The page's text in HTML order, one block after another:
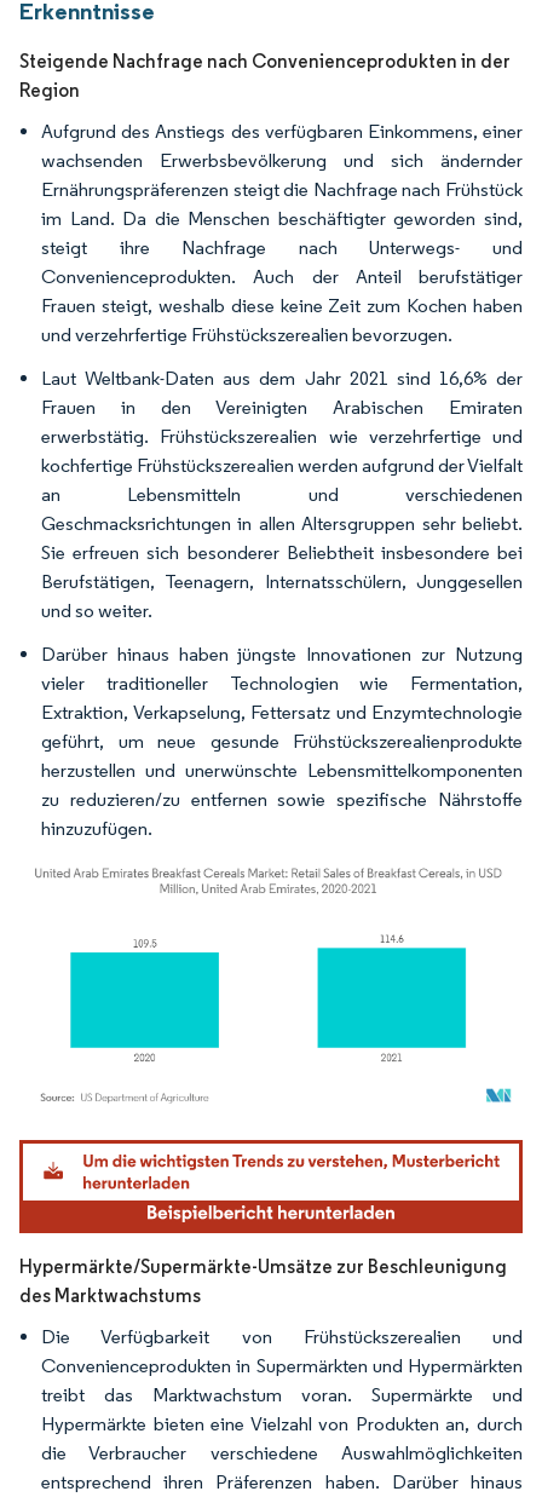
Erkenntnisse
Steigende Nachfrage nach Convenienceprodukten in der
Region
Aufgrund des Anstiegs des verfügbaren Einkommens, einer
wachsenden Erwerbsbevölkerung und sich ändernder
Ernährungspräferenzen steigt die Nachfrage nach Frühstück
im Land. Da die Menschen beschäftigter geworden sind,
steigt ihre Nachfrage nach Unterwegs- und
Convenienceprodukten. Auch der Anteil berufstätiger
Frauen steigt, weshalb diese keine Zeit zum Kochen haben
und verzehrfertige Frühstückszerealien bevorzugen.
Laut Weltbank-Daten aus dem Jahr 2021 sind 16,6% der
Frauen in den Vereinigten Arabischen Emiraten
erwerbstätig. Frühstückszerealien wie verzehrfertige und
kochfertige Frühstückszerealien werden aufgrund der Vielfalt
an Lebensmitteln und verschiedenen
Geschmacksrichtungen in allen Altersgruppen sehr beliebt.
Sie erfreuen sich besonderer Beliebtheit insbesondere bei
Berufstätigen, Teenagern, Internatsschülern, Junggesellen
und so weiter.
Darüber hinaus haben jüngste Innovationen zur Nutzung
vieler traditioneller Technologien wie Fermentation,
Extraktion, Verkapselung, Fettersatz und Enzymtechnologie
geführt, um neue gesunde Frühstückszerealienprodukte
herzustellen und unerwünschte Lebensmittelkomponenten
zu reduzieren/zu entfernen sowie spezifische Nährstoffe
hinzuzufügen.
Bild © Mordor Intelligence. Wiederverwendung erfordert Namensnennung gemäß
Hypermärkte/Supermärkte-Umsätze zur Beschleunigung
des Marktwachstums
Die Verfügbarkeit von Frühstückszerealien und
Convenienceprodukten in Supermärkten und Hypermärkten
treibt das Marktwachstum voran. Supermärkte und
Hypermärkte bieten eine Vielzahl von Produkten an, durch
die Verbraucher verschiedene Auswahlmöglichkeiten
entsprechend ihren Präferenzen haben. Darüber hinaus